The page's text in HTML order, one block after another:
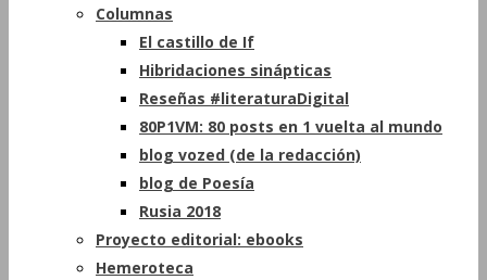
Columnas
El castillo de If
Hibridaciones sinápticas
Reseñas #literaturaDigital
80P1VM: 80 posts en 1 vuelta al mundo
blog vozed (de la redacción)
blog de Poesía
Rusia 2018
Proyecto editorial: ebooks
Hemeroteca